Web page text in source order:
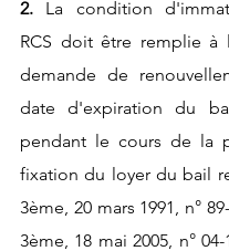
2. La condition
RCS doit être remplie à
demande de
date d'expiration du
pendant le cours de la
fixation du loyer du bail
3ème, 20 mars 1991, n°
3ème, 18 mai 2005, n° 04-